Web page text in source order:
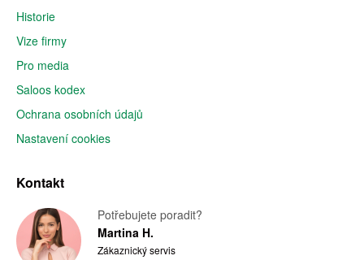
Historie
Vize firmy
Pro media
Saloos kodex
Ochrana osobních údajů
Nastavení cookies
Kontakt
Potřebujete poradit?
Martina H.
Zákaznický servis